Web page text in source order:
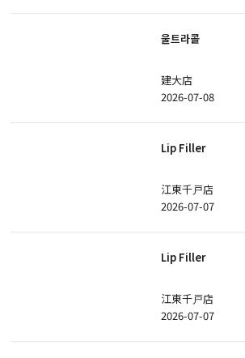
울트라콜
建大店
2026-07-08
Lip Filler
江東千戸店
2026-07-07
Lip Filler
江東千戸店
2026-07-07